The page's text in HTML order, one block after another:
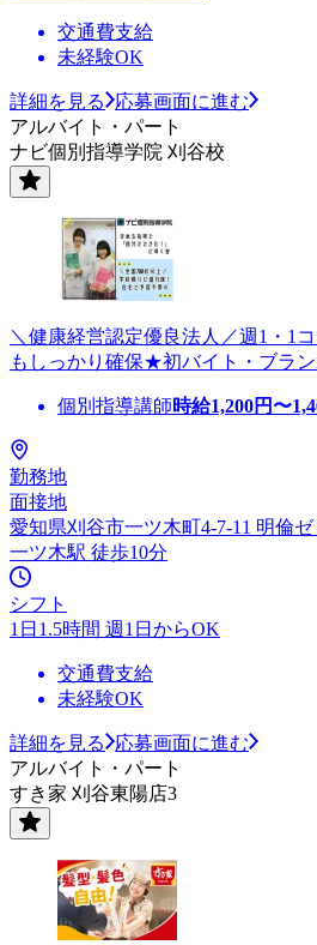
交通費支給
未経験OK
詳細を見る
応募画面に進む
アルバイト・パート
ナビ個別指導学院 刈谷校
＼健康経営認定優良法人／週1・1
もしっかり確保★初バイト・ブラ
個別指導講師時給1,200円〜
勤務地
面接地
愛知県刈谷市一ツ木町4-7-11 明倫
一ツ木駅 徒歩10分
シフト
1日1.5時間 週1日からOK
交通費支給
未経験OK
詳細を見る
応募画面に進む
アルバイト・パート
すき家 刈谷東陽店3